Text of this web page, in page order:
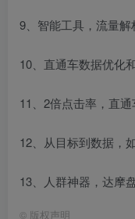
9、智能工具，流量
10、直通车数据优化
11、2倍点击率，直
12、从目标到数据，
13、人群神器，达摩
© 版权声明